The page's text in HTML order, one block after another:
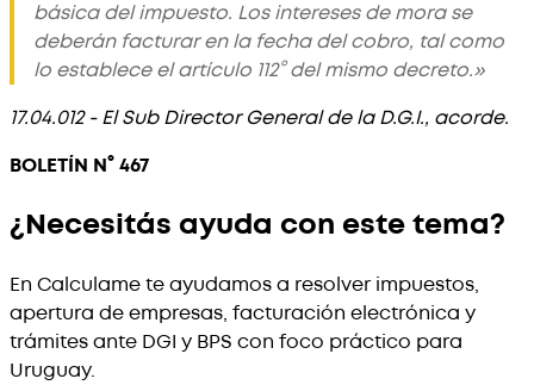
básica del impuesto. Los intereses de mora se
deberán facturar en la fecha del cobro, tal como
lo establece el artículo 112° del mismo decreto.»
17.04.012 - El Sub Director General de la D.G.I., acorde.
BOLETÍN N° 467
¿Necesitás ayuda con este tema?
En Calculame te ayudamos a resolver impuestos,
apertura de empresas, facturación electrónica y
trámites ante DGI y BPS con foco práctico para
Uruguay.